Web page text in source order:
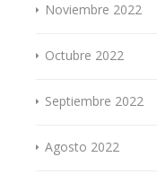
Noviembre 2022
Octubre 2022
Septiembre 2022
Agosto 2022